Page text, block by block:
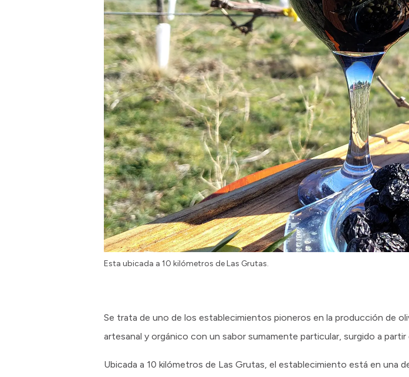
Esta ubicada a 10 kilómetros de Las Grutas.
Se trata de uno de los establecimientos pioneros en la producción de
artesanal y orgánico con un sabor sumamente particular, surgido a
Ubicada a 10 kilómetros de Las Grutas, el establecimiento está en una